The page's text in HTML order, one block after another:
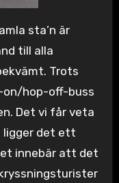
sta’n är
till alla
Trots
on/hop-off-buss
Det vi får veta
ligger det ett
innebär att det